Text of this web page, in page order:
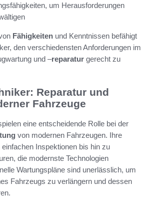
um Herausforderungen
Fähigkeiten und Kenntnissen befähigt
den verschiedensten Anforderungen im
und –reparatur gerecht zu
Reparatur und
Fahrzeuge
eine entscheidende Rolle bei der
von modernen Fahrzeugen. Ihre
Inspektionen bis hin zu
die modernste Technologien
Wartungspläne sind unerlässlich, um
Fahrzeugs zu verlängern und dessen